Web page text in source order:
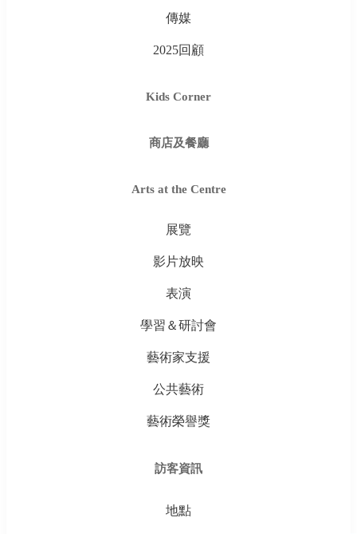
傳媒
2025回顧
Kids Corner
商店及餐廳
Arts at the Centre
展覽
影片放映
表演
學習＆研討會
藝術家支援
公共藝術
藝術榮譽獎
訪客資訊
地點